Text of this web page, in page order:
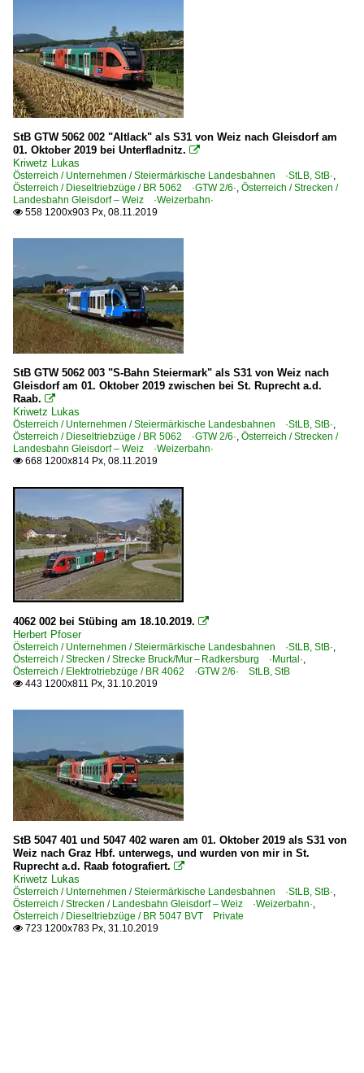
StB GTW 5062 002 "Altlack" als S31 von Weiz nach Gleisdorf am
01. Oktober 2019 bei Unterfladnitz. 
Kriwetz Lukas
Österreich / Unternehmen / Steiermärkische Landesbahnen ·StLB, StB·,
Österreich / Dieseltriebzüge / BR 5062 ·GTW 2/6·, Österreich / Strecken /
Landesbahn Gleisdorf – Weiz ·Weizerbahn·
 558 1200x903 Px, 08.11.2019
StB GTW 5062 003 "S-Bahn Steiermark" als S31 von Weiz nach
Gleisdorf am 01. Oktober 2019 zwischen bei St. Ruprecht a.d.
Raab. 
Kriwetz Lukas
Österreich / Unternehmen / Steiermärkische Landesbahnen ·StLB, StB·,
Österreich / Dieseltriebzüge / BR 5062 ·GTW 2/6·, Österreich / Strecken /
Landesbahn Gleisdorf – Weiz ·Weizerbahn·
 668 1200x814 Px, 08.11.2019
4062 002 bei Stübing am 18.10.2019. 
Herbert Pfoser
Österreich / Unternehmen / Steiermärkische Landesbahnen ·StLB, StB·,
Österreich / Strecken / Strecke Bruck/Mur – Radkersburg ·Murtal·,
Österreich / Elektrotriebzüge / BR 4062 ·GTW 2/6· StLB, StB
 443 1200x811 Px, 31.10.2019
StB 5047 401 und 5047 402 waren am 01. Oktober 2019 als S31 von
Weiz nach Graz Hbf. unterwegs, und wurden von mir in St.
Ruprecht a.d. Raab fotografiert. 
Kriwetz Lukas
Österreich / Unternehmen / Steiermärkische Landesbahnen ·StLB, StB·,
Österreich / Strecken / Landesbahn Gleisdorf – Weiz ·Weizerbahn·,
Österreich / Dieseltriebzüge / BR 5047 BVT Private
 723 1200x783 Px, 31.10.2019